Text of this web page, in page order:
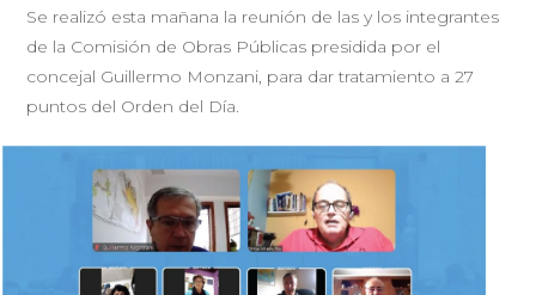
Se realizó esta mañana la reunión de las y los integrantes
de la Comisión de Obras Públicas presidida por el
concejal Guillermo Monzani, para dar tratamiento a 27
puntos del Orden del Día.